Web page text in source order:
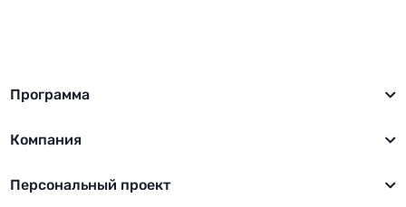
Программа
Компания
Персональный проект